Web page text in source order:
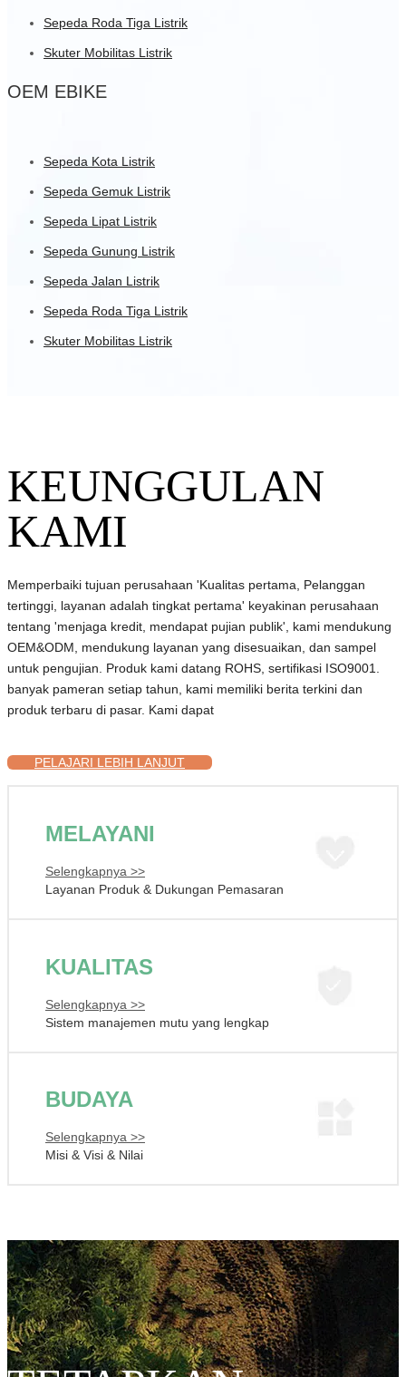
Sepeda Roda Tiga Listrik
Skuter Mobilitas Listrik
OEM EBIKE
Sepeda Kota Listrik
Sepeda Gemuk Listrik
Sepeda Lipat Listrik
Sepeda Gunung Listrik
Sepeda Jalan Listrik
Sepeda Roda Tiga Listrik
Skuter Mobilitas Listrik
KEUNGGULAN
KAMI
Memperbaiki tujuan perusahaan 'Kualitas pertama, Pelanggan
tertinggi, layanan adalah tingkat pertama' keyakinan perusahaan
tentang 'menjaga kredit, mendapat pujian publik', kami mendukung
OEM&ODM, mendukung layanan yang disesuaikan, dan sampel
untuk pengujian. Produk kami datang ROHS, sertifikasi ISO9001.
banyak pameran setiap tahun, kami memiliki berita terkini dan
produk terbaru di pasar. Kami dapat
PELAJARI LEBIH LANJUT
MELAYANI
Selengkapnya >>
Layanan Produk & Dukungan Pemasaran
KUALITAS
Selengkapnya >>
Sistem manajemen mutu yang lengkap
BUDAYA
Selengkapnya >>
Misi & Visi & Nilai